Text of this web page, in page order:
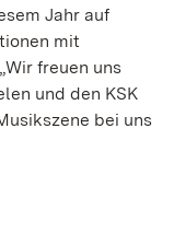
Jahr auf
mit
freuen uns
und den KSK
bei uns